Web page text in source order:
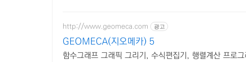
http://www.geomeca.com 광고
GEOMECA(지오메카) 5
함수그래프 그래픽 그리기, 수식편집기, 행렬계산 프로